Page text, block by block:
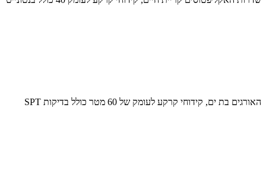
האורגים בת ים, קידוחי קרקע לעומק של 60 מטר כולל בדיקות SPT